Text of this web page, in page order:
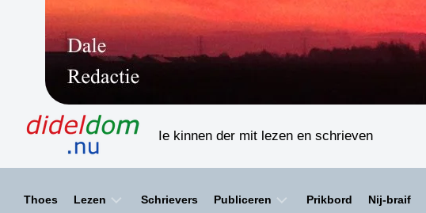
Ie kinnen der mit lezen en schrieven
Thoes Lezen Schrievers Publiceren Prikbord Nij-braif